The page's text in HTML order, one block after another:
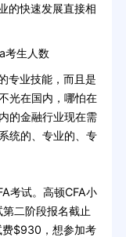
的快速发展直接相
业技能，而且是
光在国内，哪怕在
的金融行业现在需
统的、专业的、专
考试。高顿CFA小
二阶段报名截止
$930，想参加考